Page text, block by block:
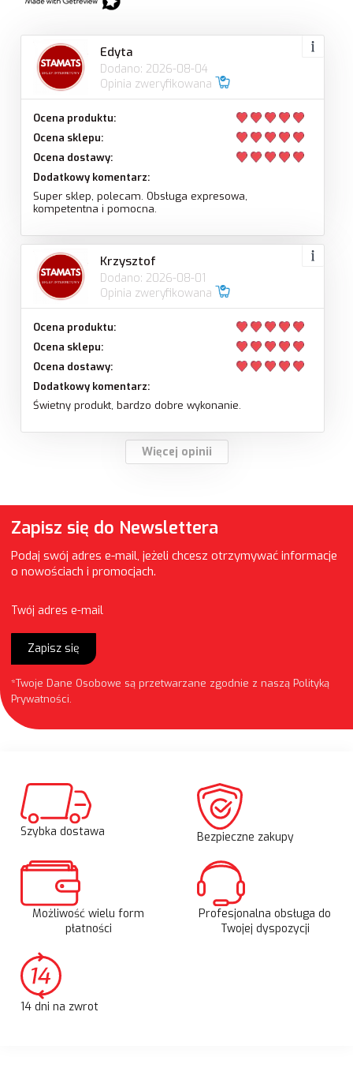
Edyta
Dodano: 2026-08-04
Opinia zweryfikowana
Ocena produktu:
Ocena sklepu:
Ocena dostawy:
Dodatkowy komentarz:
Super sklep, polecam. Obsługa expresowa,
kompetentna i pomocna.
Krzysztof
Dodano: 2026-08-01
Opinia zweryfikowana
Ocena produktu:
Ocena sklepu:
Ocena dostawy:
Dodatkowy komentarz:
Świetny produkt, bardzo dobre wykonanie.
Więcej opinii
Zapisz się do Newslettera
Podaj swój adres e-mail, jeżeli chcesz otrzymywać informacje
o nowościach i promocjach.
Twój adres e-mail
Zapisz się
*Twoje Dane Osobowe są przetwarzane zgodnie z naszą Polityką
Prywatności.
Szybka dostawa Bezpieczne zakupy
Możliwość wielu form
płatności
Profesjonalna obsługa do
Twojej dyspozycji
14 dni na zwrot